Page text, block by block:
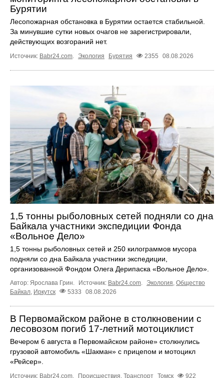
Бурятии
Лесопожарная обстановка в Бурятии остается стабильной.
За минувшие сутки новых очагов не зарегистрировали,
действующих возгораний нет.
Источник: Babr24.com. Экология Бурятия 2355 08.08.2026
1,5 тонны рыболовных сетей подняли со дна
Байкала участники экспедиции Фонда
«Вольное Дело»
1,5 тонны рыболовных сетей и 250 килограммов мусора
подняли со дна Байкала участники экспедиции,
организованной Фондом Олега Дерипаска «Вольное Дело».
Автор: Ярослава Грин. Источник: Babr24.com. Экология, Общество
Байкал Иркутск 5333 08.08.2026
В Первомайском районе в столкновении с
лесовозом погиб 17-летний мотоциклист
Вечером 6 августа в Первомайском районе» столкнулись
грузовой автомобиль «Шакман» с прицепом и мотоцикл
«Рейсер».
Источник: Babr24.com Происшествия Транспорт Томск 922